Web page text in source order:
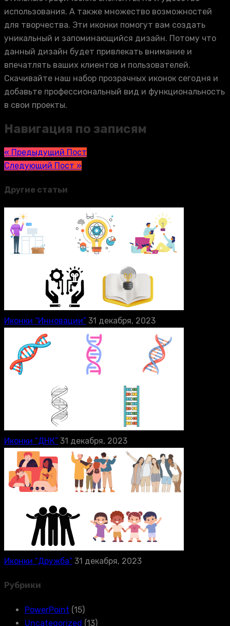
использования. А также множество возможностей
для творчества. Эти иконки помогут вам создать
уникальный и запоминающийся дизайн. Потому что
данный дизайн будет привлекать внимание и
впечатлять ваших клиентов и пользователей.
Скачивайте наш набор прозрачных иконок сегодня и
добавьте профессиональный вид и функциональность
в свои проекты.
Навигация по записям
« Предыдущий Пост
Следующий Пост »
Другие статьи
Иконки “Инновации” 31 декабря, 2023
Иконки “ДНК” 31 декабря, 2023
Иконки “Дружба” 31 декабря, 2023
Рубрики
PowerPoint (15)
Uncategorized (13)